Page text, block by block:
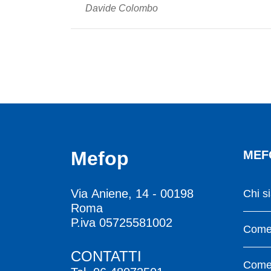
Davide Colombo
Mefop
Via Aniene, 14 - 00198
Roma
P.iva 05725581002
CONTATTI
Chi